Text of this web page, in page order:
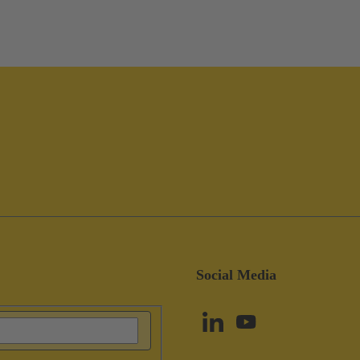
Social Media